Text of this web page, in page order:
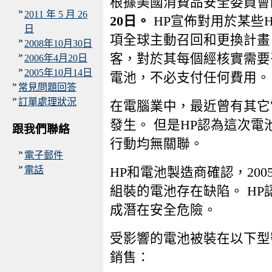
» 2011 年 5 月 26
日
» 2008年10月30日
» 2006年4月20日
» 2005年10月14日
» 常見問題回答
»訂單處理狀況
跟我們聯絡
» 電子郵件
» 電話
20日。 HP宣佈對用於某些
項全球主動召回和更換計
客，對於其每個經核實需
電池，不必支付任何費用。
在電腦業中，最近曾有其
發生。 但是HP認為這次電
行動均無關聯。
HP和電池製造商確認，
組裝的電池存在缺陷。 HP
成潛在安全危險。
受影響的電池被裝在以下
銷售：